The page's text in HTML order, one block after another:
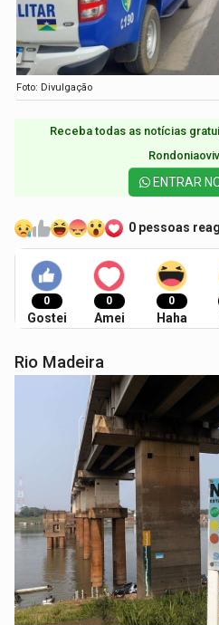
Foto: Divulgação
Receba todas as notícias
ENTRAR
0 pessoas
0
Gostei
0
Amei
0
Haha
Rio Madeira